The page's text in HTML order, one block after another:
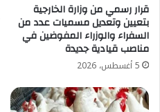
الرئيس
السيسي
لربط
سيناء
قرار رسمي من وزارة الخارجية
بتعيين وتعديل مسميات عدد من
السفراء والوزراء المفوضين في
مناصب قيادية جديدة
5 أغسطس، 2026